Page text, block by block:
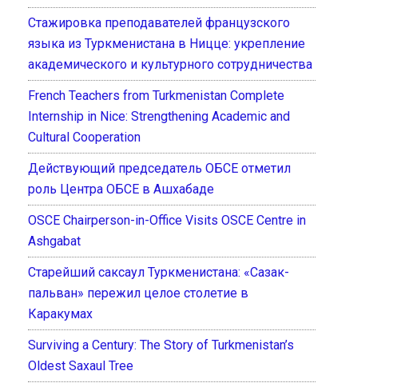
Стажировка преподавателей французского
языка из Туркменистана в Ницце: укрепление
академического и культурного сотрудничества
French Teachers from Turkmenistan Complete
Internship in Nice: Strengthening Academic and
Cultural Cooperation
Действующий председатель ОБСЕ отметил
роль Центра ОБСЕ в Ашхабаде
OSCE Chairperson-in-Office Visits OSCE Centre in
Ashgabat
Старейший саксаул Туркменистана: «Сазак-
пальван» пережил целое столетие в
Каракумах
Surviving a Century: The Story of Turkmenistan’s
Oldest Saxaul Tree